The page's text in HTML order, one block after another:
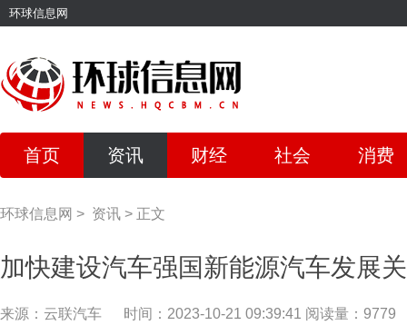
环球信息网
首页 资讯 财经 社会 消费
环球信息网 > 资讯 > 正文
加快建设汽车强国新能源汽车发展
来源：云联汽车 时间：2023-10-21 09:39:41 阅读量：9779